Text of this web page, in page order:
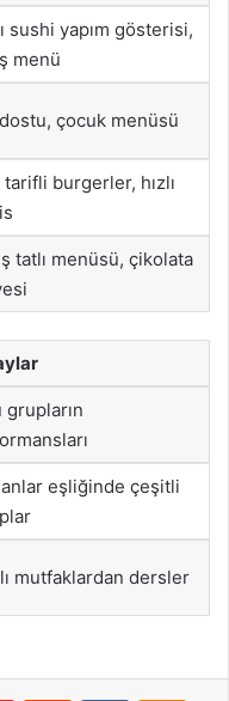
sushi yapım gösterisi,
menü
çocuk menüsü
tarifli burgerler, hızlı
tatlı menüsü, çikolata
grupların
eşliğinde çeşitli
mutfaklardan dersler